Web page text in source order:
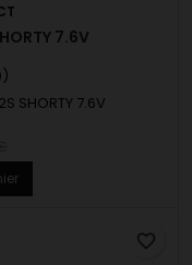
7.6V
SHORTY 7.6V
favorite_border